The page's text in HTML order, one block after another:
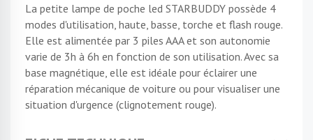
La petite lampe de poche led STARBUDDY possède 4
modes d'utilisation, haute, basse, torche et flash rouge.
Elle est alimentée par 3 piles AAA et son autonomie
varie de 3h à 6h en fonction de son utilisation. Avec sa
base magnétique, elle est idéale pour éclairer une
réparation mécanique de voiture ou pour visualiser une
situation d'urgence (clignotement rouge).